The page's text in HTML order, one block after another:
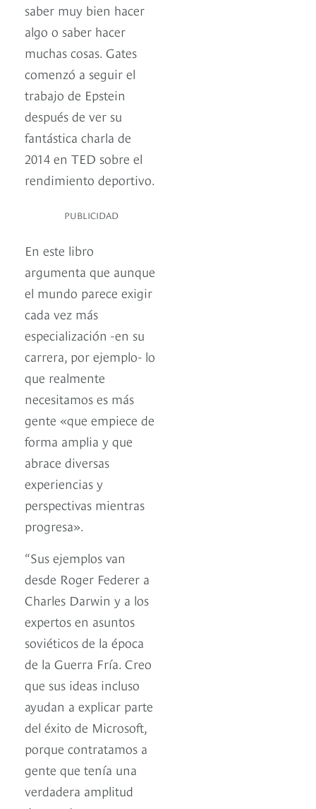
saber muy bien hacer
algo o saber hacer
muchas cosas. Gates
comenzó a seguir el
trabajo de Epstein
después de ver su
fantástica charla de
2014 en TED sobre el
rendimiento deportivo.
PUBLICIDAD
En este libro
argumenta que aunque
el mundo parece exigir
cada vez más
especialización -en su
carrera, por ejemplo- lo
que realmente
necesitamos es más
gente «que empiece de
forma amplia y que
abrace diversas
experiencias y
perspectivas mientras
progresa».
“Sus ejemplos van
desde Roger Federer a
Charles Darwin y a los
expertos en asuntos
soviéticos de la época
de la Guerra Fría. Creo
que sus ideas incluso
ayudan a explicar parte
del éxito de Microsoft,
porque contratamos a
gente que tenía una
verdadera amplitud